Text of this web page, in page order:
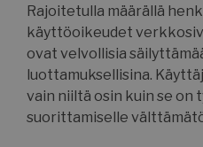
Rajoitetulla määrällä
käyttöoikeudet
ovat velvollisia
luottamuksellisina.
vain niiltä osin kuin se on
suorittamiselle